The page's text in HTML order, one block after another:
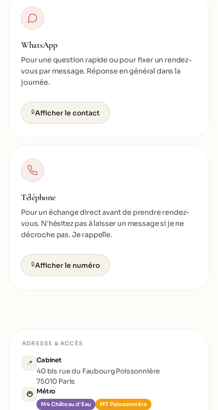
WhatsApp
Pour une question rapide ou pour fixer un rendez-
vous par message. Réponse en général dans la
journée.
🔒Afficher le contact
Téléphone
Pour un échange direct avant de prendre rendez-
vous. N'hésitez pas à laisser un message si je ne
décroche pas. Je rappelle.
🔒Afficher le numéro
ADRESSE & ACCÈS
📍 Cabinet
40 bis rue du Faubourg Poissonnière
75010 Paris
🚇 Métro
M4 Château d'Eau M7 Poissonnière